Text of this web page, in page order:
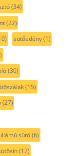
(34)
(22)
sütőedény(1)
(30)
(15)
(27)
sütő(6)
(17)